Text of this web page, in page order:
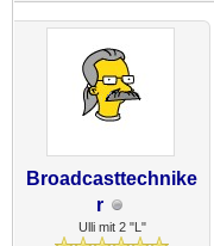
Broadcasttechnike
r
Ulli mit 2 "L"